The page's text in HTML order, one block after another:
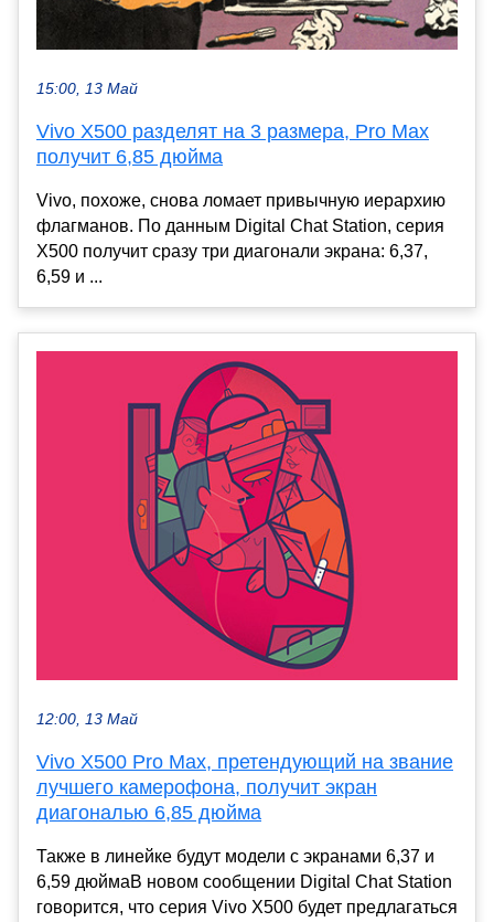
15:00, 13 Май
Vivo X500 разделят на 3 размера, Pro Max
получит 6,85 дюйма
Vivo, похоже, снова ломает привычную иерархию
флагманов. По данным Digital Chat Station, серия
X500 получит сразу три диагонали экрана: 6,37,
6,59 и ...
12:00, 13 Май
Vivo X500 Pro Max, претендующий на звание
лучшего камерофона, получит экран
диагональю 6,85 дюйма
Также в линейке будут модели с экранами 6,37 и
6,59 дюймаВ новом сообщении Digital Chat Station
говорится, что серия Vivo X500 будет предлагаться